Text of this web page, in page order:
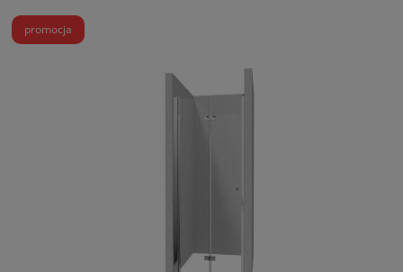
promocja